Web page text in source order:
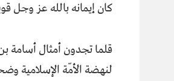
كان إيمانه بالله عز وجل
قلما تجدون أمثال أسامة
لنهضة الأمّة الإسلامية